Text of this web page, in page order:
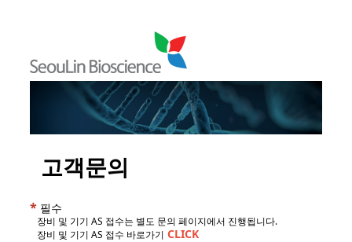
고객문의
* 필수
장비 및 기기 AS 접수는 별도 문의 페이지에서 진행됩니다.
장비 및 기기 AS 접수 바로가기 CLICK